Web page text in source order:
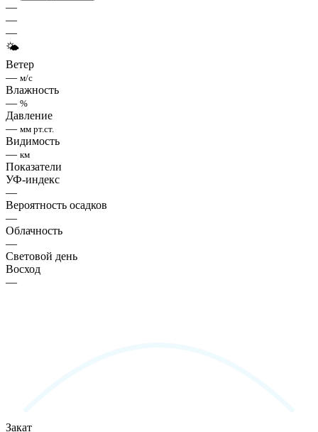
—
—
—
🌤
Ветер
— м/с
Влажность
— %
Давление
— мм рт.ст.
Видимость
— км
Показатели
УФ-индекс
—
Вероятность осадков
—
Облачность
—
Световой день
Восход
—
Закат